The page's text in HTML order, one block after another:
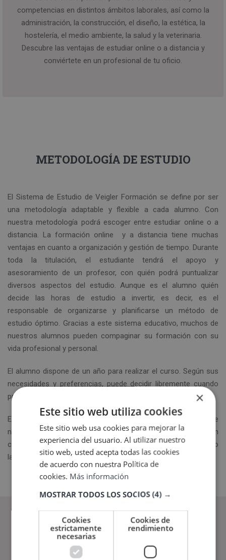
competencias en distintos ámbitos laborales, así como la
administración, la construcción, el diseño, la estética, la
hostelería, el medio ambiente, la salud y la veterinaria.
Descubre las ventajas de estudiar online o a distancia y
conviértete en un profesional de tu oficio.
METODOLOGÍA DE ESTUDIO
El Sistema de Estudio de Veigler Formación se define por ser
una metodología adaptable y flexible a cada alumno. Con
nuestra metodología podrá escoger entre estudiar online o a
distancia. La formación online y a distancia tiene muchas
ventajas en cuanto a organización y gestión de tiempo. Durante
toda la titulación, el estudiante tendrá el apoyo y
asesoramiento de un profesor, con quién podrá puntualizar
diversos aspectos del estudio. Aunque es el alumno quién
decide las horas de estudio a invertir, es decir, es el
responsable de organizarse y planificarse un método de
estudio óptimo. Gracias a este sistema educativo, muchos de
nuestros alumnos pueden compaginar su formación con su
vida profesional y personal.
El alumno dispone de un año para realizar el curso. Según sus
necesidades y preferencias, puede decidir libremente cuando
presentarse al examen (dentro de este termino).
En Veigler Formación queremos satisfacer las expectativas de
nuestros estudiantes, por lo que nuestras titulaciones están en
constante actualización según las demandas del mercado
laboral.
×
Este sitio web utiliza cookies
Este sitio web usa cookies para mejorar la
experiencia del usuario. Al utilizar nuestro
sitio web, usted acepta todas las cookies
de acuerdo con nuestra Política de
cookies. Más información
MOSTRAR TODOS LOS SOCIOS(4) →
Cookies
estrictamente
necesarias
Cookies de
rendimiento